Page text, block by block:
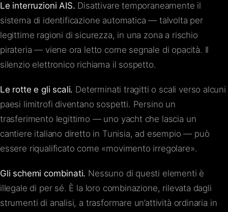
Le interruzioni AIS. Disattivare temporaneamente il
sistema di identificazione automatica — talvolta per
legittime ragioni di sicurezza, in una zona a rischio
pirateria — viene ora letto come segnale di opacità. Il
silenzio elettronico richiama il sospetto.
Le rotte e gli scali. Determinati tragitti o scali verso alcuni
paesi limitrofi diventano sospetti. Persino un
trasferimento legittimo — uno yacht che lascia un
cantiere italiano diretto in Tunisia, ad esempio — può
essere riqualificato come «movimento irregolare».
Gli schemi combinati. Nessuno di questi elementi è
illegale di per sé. È la loro combinazione, rilevata dagli
strumenti di analisi, a trasformare un’attività ordinaria in